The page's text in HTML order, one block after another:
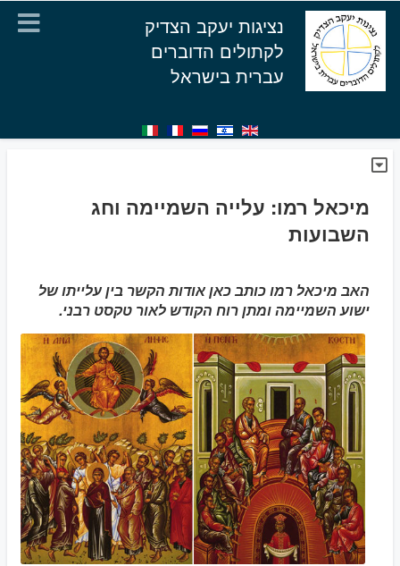
נציגות יעקב הצדיק
לקתולים הדוברים
עברית בישראל
מיכאל רמו: עלייה השמיימה וחג
השבועות
האב מיכאל רמו כותב כאן אודות הקשר בין עלייתו של
ישוע השמיימה ומתן רוח הקודש לאור טקסט רבני.